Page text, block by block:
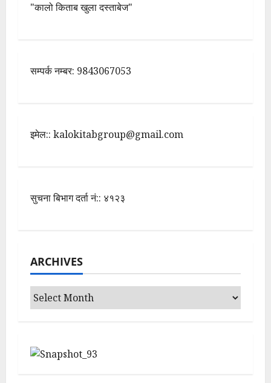
"कालो किताब खुला दस्ताबेज"
सम्पर्क नम्बर: 9843067053
इमेल:: kalokitabgroup@gmail.com
सुचना बिभाग दर्ता नं:: ४१२३
ARCHIVES
Archives